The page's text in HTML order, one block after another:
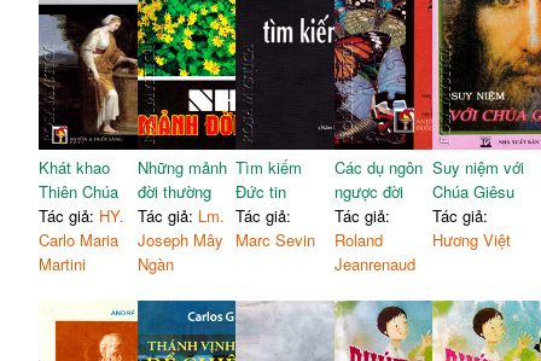
Khát khao
Thiên Chúa
Tác giả: HY.
Carlo Maria
Martini
Những mảnh
đời thường
Tác giả: Lm.
Joseph Mây
Ngàn
Tìm kiếm
Đức tin
Tác giả:
Marc Sevin
Các dụ ngôn
ngược đời
Tác giả:
Roland
Jeanrenaud
Suy niệm với
Chúa Giêsu
Tác giả:
Hương Việt